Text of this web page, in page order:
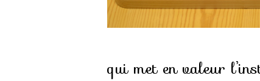
qui met en valeur